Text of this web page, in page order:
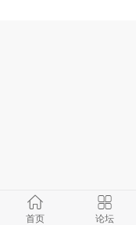
首页 论坛